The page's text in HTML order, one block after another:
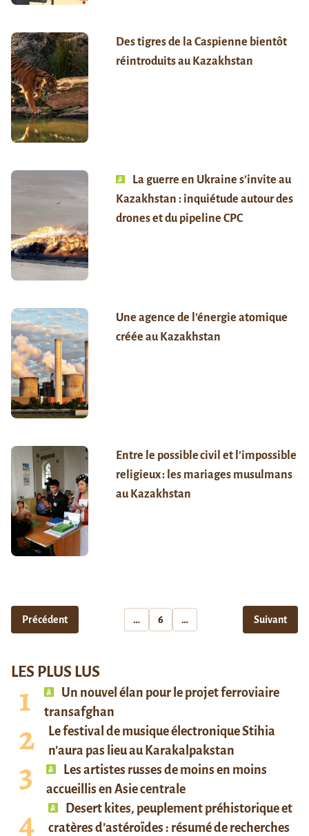
Des tigres de la Caspienne bientôt
réintroduits au Kazakhstan
La guerre en Ukraine s’invite au
Kazakhstan : inquiétude autour des
drones et du pipeline CPC
Une agence de l’énergie atomique
créée au Kazakhstan
Entre le possible civil et l’impossible
religieux : les mariages musulmans
au Kazakhstan
Précédent … 6 … Suivant
LES PLUS LUS
Un nouvel élan pour le projet ferroviaire
transafghan
Le festival de musique électronique Stihia
n’aura pas lieu au Karakalpakstan
Les artistes russes de moins en moins
accueillis en Asie centrale
Desert kites, peuplement préhistorique et
cratères d’astéroïdes : résumé de recherches